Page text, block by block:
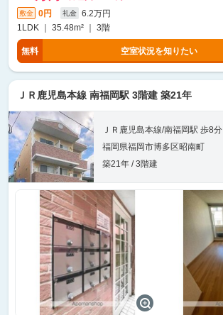
敷金 0円 礼金
6.2万円
1LDK ｜ 35.48m² ｜ 3階
無料 空室状況を知りたい
ＪＲ鹿児島本線 南福岡駅 3階建 築21年
ＪＲ鹿児島本線/南福岡駅 歩8分
福岡県福岡市博多区昭南町
築21年 / 3階建